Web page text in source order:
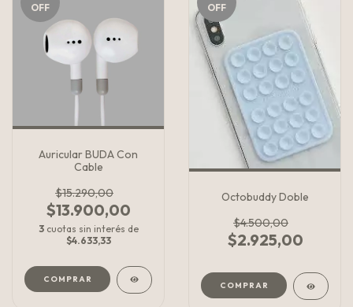
OFF
Auricular BUDA Con
Cable
$15.290,00
$13.900,00
3 cuotas sin interés de
$4.633,33
OFF
Octobuddy Doble
$4.500,00
$2.925,00
COMPRAR